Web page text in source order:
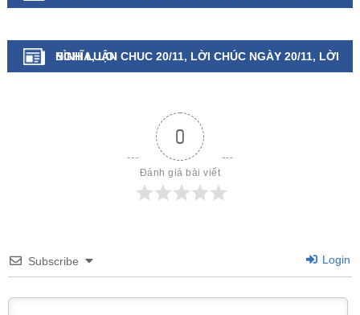
NGHĨA, LOI CHUC 20/11, LỜI CHÚC NGÀY 20/11, LỜI
BÌNH LUẬN
0
Đánh giá bài viết
Subscribe Login